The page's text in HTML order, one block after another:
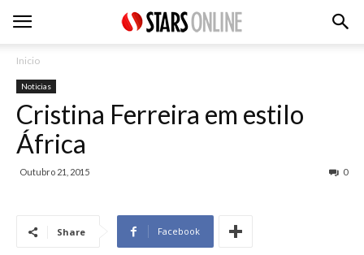
Inicio
Noticias
Cristina Ferreira em estilo
África
Outubro 21, 2015 0
Share Facebook